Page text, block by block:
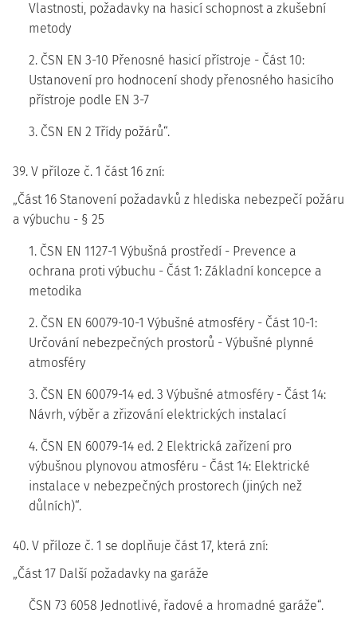
Vlastnosti, požadavky na hasicí schopnost a zkušební
metody
2. ČSN EN 3-10 Přenosné hasicí přístroje - Část 10:
Ustanovení pro hodnocení shody přenosného hasicího
přístroje podle EN 3-7
3. ČSN EN 2 Třídy požárů“.
39. V příloze č. 1 část 16 zní:
„Část 16 Stanovení požadavků z hlediska nebezpečí požáru
a výbuchu - § 25
1. ČSN EN 1127-1 Výbušná prostředí - Prevence a
ochrana proti výbuchu - Část 1: Základní koncepce a
metodika
2. ČSN EN 60079-10-1 Výbušné atmosféry - Část 10-1:
Určování nebezpečných prostorů - Výbušné plynné
atmosféry
3. ČSN EN 60079-14 ed. 3 Výbušné atmosféry - Část 14:
Návrh, výběr a zřizování elektrických instalací
4. ČSN EN 60079-14 ed. 2 Elektrická zařízení pro
výbušnou plynovou atmosféru - Část 14: Elektrické
instalace v nebezpečných prostorech (jiných než
důlních)“.
40. V příloze č. 1 se doplňuje část 17, která zní:
„Část 17 Další požadavky na garáže
ČSN 73 6058 Jednotlivé, řadové a hromadné garáže“.